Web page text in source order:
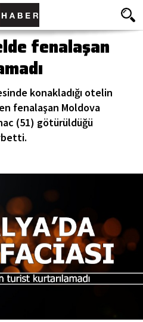
fenalaşan
konakladığı otelin
fenalaşan Moldova
(51) götürüldüğü